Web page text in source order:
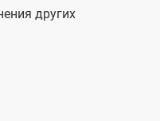
других